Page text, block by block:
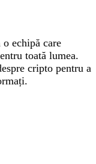
echipă care
toată lumea.
cripto pentru a